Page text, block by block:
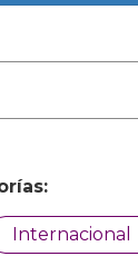
Internacional